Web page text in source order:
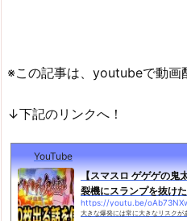
※この記事は、youtubeで動画
↓下記のリンクへ！
YouTube
【スマスロ ゲゲゲの鬼
裂機にスランプを抜け
https://youtu.be/
大きな爆発には常に大きなリスク